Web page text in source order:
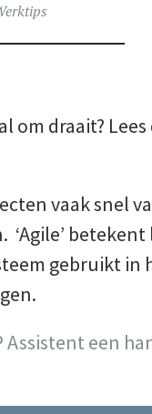
om draait?
vaak snel
gebruikt
een